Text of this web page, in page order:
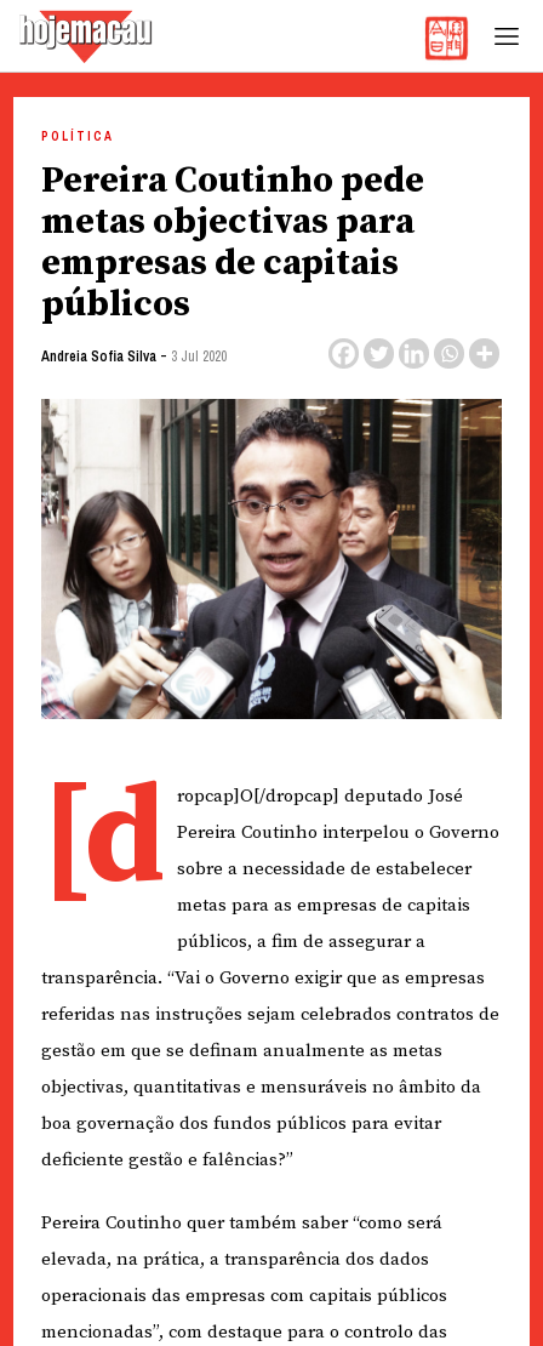
content
POLÍTICA
Pereira Coutinho pede
metas objectivas para
empresas de capitais
públicos
Andreia Sofia Silva- 3 Jul 2020
[d
ropcap]O[/dropcap] deputado José
Pereira Coutinho interpelou o Governo
sobre a necessidade de estabelecer
metas para as empresas de capitais
públicos, a fim de assegurar a
transparência. “Vai o Governo exigir que as empresas
referidas nas instruções sejam celebrados contratos de
gestão em que se definam anualmente as metas
objectivas, quantitativas e mensuráveis no âmbito da
boa governação dos fundos públicos para evitar
deficiente gestão e falências?”
Pereira Coutinho quer também saber “como será
elevada, na prática, a transparência dos dados
operacionais das empresas com capitais públicos
mencionadas”, com destaque para o controlo das